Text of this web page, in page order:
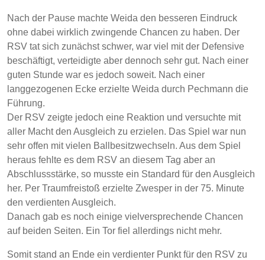
Nach der Pause machte Weida den besseren Eindruck
ohne dabei wirklich zwingende Chancen zu haben. Der
RSV tat sich zunächst schwer, war viel mit der Defensive
beschäftigt, verteidigte aber dennoch sehr gut. Nach einer
guten Stunde war es jedoch soweit. Nach einer
langgezogenen Ecke erzielte Weida durch Pechmann die
Führung.
Der RSV zeigte jedoch eine Reaktion und versuchte mit
aller Macht den Ausgleich zu erzielen. Das Spiel war nun
sehr offen mit vielen Ballbesitzwechseln. Aus dem Spiel
heraus fehlte es dem RSV an diesem Tag aber an
Abschlussstärke, so musste ein Standard für den Ausgleich
her. Per Traumfreistoß erzielte Zwesper in der 75. Minute
den verdienten Ausgleich.
Danach gab es noch einige vielversprechende Chancen
auf beiden Seiten. Ein Tor fiel allerdings nicht mehr.
Somit stand an Ende ein verdienter Punkt für den RSV zu